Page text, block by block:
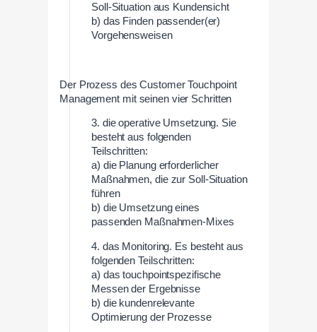
Soll-Situation aus Kundensicht
b) das Finden passender(er)
Vorgehensweisen
Der Prozess des Customer Touchpoint
Management mit seinen vier Schritten
3. die operative Umsetzung. Sie
besteht aus folgenden
Teilschritten:
a) die Planung erforderlicher
Maßnahmen, die zur Soll-Situation
führen
b) die Umsetzung eines
passenden Maßnahmen-Mixes
4. das Monitoring. Es besteht aus
folgenden Teilschritten:
a) das touchpointspezifische
Messen der Ergebnisse
b) die kundenrelevante
Optimierung der Prozesse